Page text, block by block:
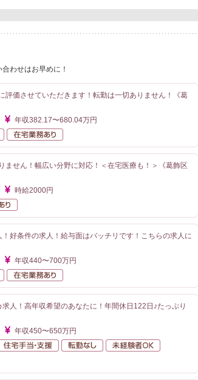
わせはお早めに！
価させていただきます！転勤は一切ありません！《葛
年収382.17〜680.04万円
駅が近い
せん！幅広い分野に対応！＜在宅医療も！＞《葛飾区
時給2000円
好条件の求人！給与面はバッチリです！こちらの求人に
年収440〜700万円
駅が近い
人！高年収希望のあなたに！年間休日122日♪たっぷり
年収450〜650万円
間休日120日以上 住宅手当・支援 転勤なし